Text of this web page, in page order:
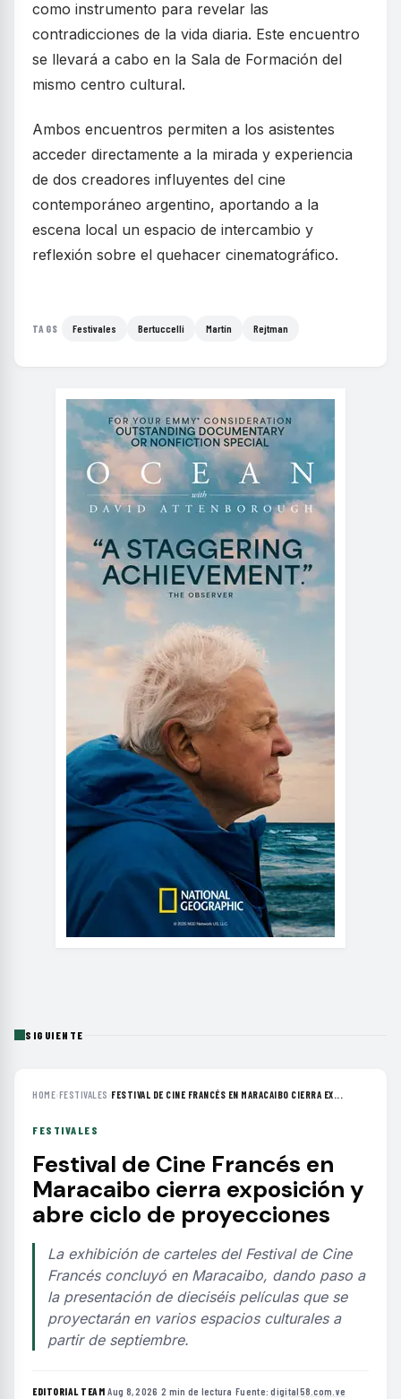
como instrumento para revelar las
contradicciones de la vida diaria. Este encuentro
se llevará a cabo en la Sala de Formación del
mismo centro cultural.
Ambos encuentros permiten a los asistentes
acceder directamente a la mirada y experiencia
de dos creadores influyentes del cine
contemporáneo argentino, aportando a la
escena local un espacio de intercambio y
reflexión sobre el quehacer cinematográfico.
TAGS Festivales Bertuccelli Martín Rejtman
SIGUIENTE
HOME›FESTIVALES ›FESTIVAL DE CINE FRANCÉS EN MARACAIBO CIERRA EX...
FESTIVALES
Festival de Cine Francés en
Maracaibo cierra exposición y
abre ciclo de proyecciones
La exhibición de carteles del Festival de Cine
Francés concluyó en Maracaibo, dando paso a
la presentación de dieciséis películas que se
proyectarán en varios espacios culturales a
partir de septiembre.
EDITORIAL TEAM·Aug 8, 2026 ·2 min de lectura ·Fuente:digital58.com.ve